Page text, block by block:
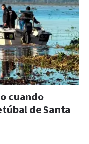
cuando
de Santa